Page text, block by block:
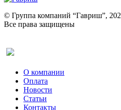
Ревень
Рукола
Рута
Тмин
Трава для чая
Туласи
Укроп
© Группа компаний “Гавриш”,
Все права защищены
О компании
Оплата
Новости
Статьи
Контакты